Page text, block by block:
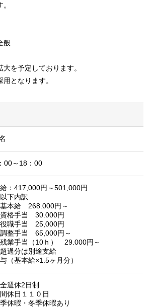
般
を予定しております。
となります。
00～18：00
給：417,000円～501,000円
下内訳
基本給 268.000円～
資格手当 30.000円
役職手当 25,000円
調整手当 65,000円～
残業手当（10ｈ） 29.000円～
過分は別途支給
（基本給×1.5ヶ月分）
週休2日制
休日１１０日
休暇・冬季休暇あり